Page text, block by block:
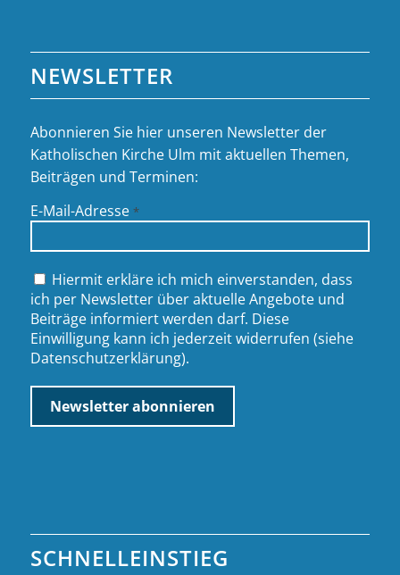
NEWSLETTER
Abonnieren Sie hier unseren Newsletter der
Katholischen Kirche Ulm mit aktuellen Themen,
Beiträgen und Terminen:
E-Mail-Adresse *
Hiermit erkläre ich mich einverstanden, dass
ich per Newsletter über aktuelle Angebote und
Beiträge informiert werden darf. Diese
Einwilligung kann ich jederzeit widerrufen (siehe
Datenschutzerklärung).
SCHNELLEINSTIEG